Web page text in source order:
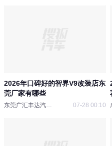
2026年口碑好的智界V9改装店东
莞厂家有哪些
东莞广汇丰达汽车装饰 07-28 00:10